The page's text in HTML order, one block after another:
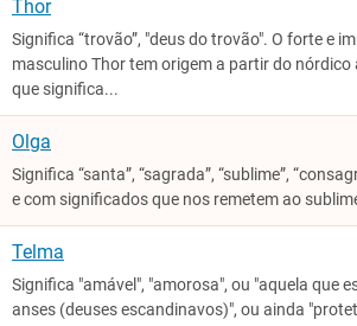
Thor
Significa “trovão”, "deus do trovão". O forte e
masculino Thor tem origem a partir do nórdico
que significa...
Olga
Significa “santa”, “sagrada”, “sublime”,
e com significados que nos remetem ao
Telma
Significa "amável", "amorosa", ou "aquela que
anses (deuses escandinavos)", ou ainda